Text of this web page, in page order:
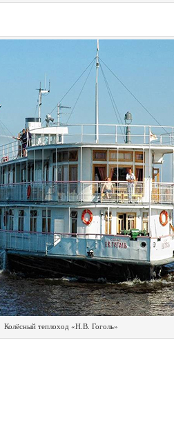
Колёсный теплоход «Н.В. Гоголь»